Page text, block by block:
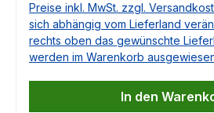
12/85Mercedes Heckflosse
08/59-01/
2.8-6.9 08/
07/80Mercedes SL
5.0 05/71-08/
(C107) 2.8-
Preise inkl. MwSt. zzgl.
sich abhängig vom Lieferland
rechts oben das gewünschte
werden im Warenkorb
In den